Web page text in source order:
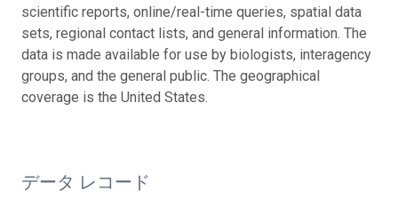
scientific reports, online/real-time queries, spatial data
sets, regional contact lists, and general information. The
data is made available for use by biologists, interagency
groups, and the general public. The geographical
coverage is the United States.
データ レコード